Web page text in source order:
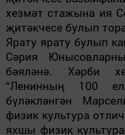
хезмәт стажына ия
җитәкчесе булып
Ярату ярату булып
Сәрия
бәяләнә. Хәрби
“Ленинның 100
бүләкләнгән
физик культура
яхшы физик